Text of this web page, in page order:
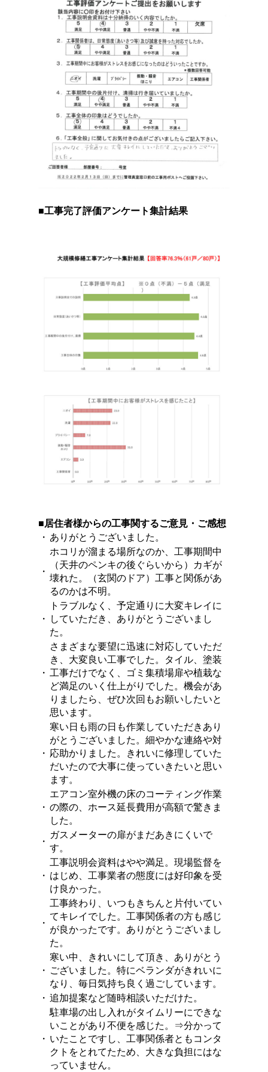
■工事完了評価アンケート集計結果
■居住者様からの工事関するご意見・ご感想
・ ありがとうございました。
・
ホコリが溜まる場所なのか、工事期間中
（天井のペンキの後ぐらいから）カギが
壊れた。（玄関のドア）工事と関係があ
るのかは不明。
・
トラブルなく、予定通りに大変キレイに
していただき、ありがとうございまし
た。
・
さまざまな要望に迅速に対応していただ
き、大変良い工事でした。タイル、塗装
工事だけでなく、ゴミ集積場扉や植栽な
ど満足のいく仕上がりでした。機会があ
りましたら、ぜひ次回もお願いしたいと
思います。
・
寒い日も雨の日も作業していただきあり
がとうございました。細やかな連絡や対
応助かりました。きれいに修理していた
だいたので大事に使っていきたいと思い
ます。
・
エアコン室外機の床のコーティング作業
の際の、ホース延長費用が高額で驚きま
した。
・
ガスメーターの扉がまだあきにくいで
す。
・
工事説明会資料はやや満足。現場監督を
はじめ、工事業者の態度には好印象を受
け良かった。
・
工事終わり、いつもきちんと片付いてい
てキレイでした。工事関係者の方も感じ
が良かったです。ありがとうございまし
た。
・
寒い中、きれいにして頂き、ありがとう
ございました。特にベランダがきれいに
なり、毎日気持ち良く過ごしています。
・ 追加提案など随時相談いただけた。
・
駐車場の出し入れがタイムリーにできな
いことがあり不便を感じた。⇒分かって
いたことですし、工事関係者ともコンタ
クトをとれてたため、大きな負担にはな
っていません。